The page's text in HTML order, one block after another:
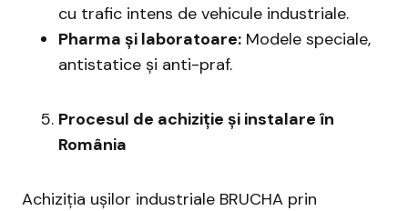
cu trafic intens de vehicule industriale.
Pharma și laboratoare: Modele speciale,
antistatice și anti-praf.
Procesul de achiziție și instalare în
România
Achiziția ușilor industriale BRUCHA prin